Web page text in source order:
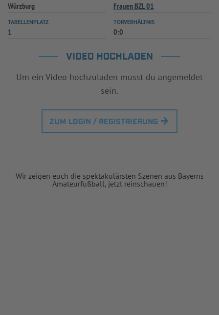
Würzburg Frauen BZL 01
TABELLENPLATZ
1
TORVERHÄLTNIS
0:0
VIDEO HOCHLADEN
Um ein Video hochzuladen musst du angemeldet
sein.
ZUM LOGIN / REGISTRIERUNG
Wir zeigen euch die spektakulärsten Szenen aus Bayerns
Amateurfußball, jetzt reinschauen!